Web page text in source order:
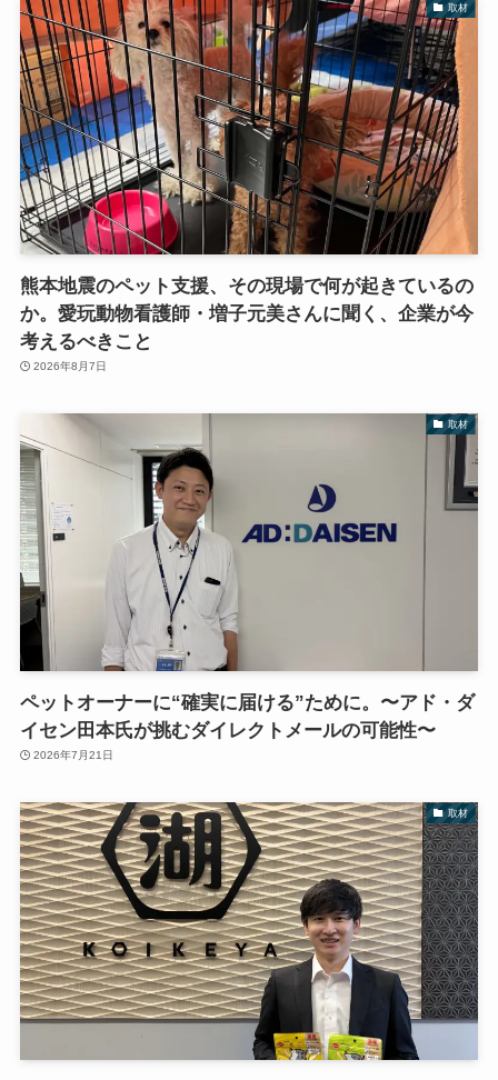
取材
熊本地震のペット支援、その現場で何が起きているの
か。愛玩動物看護師・増子元美さんに聞く、企業が今
考えるべきこと
2026年8月7日
取材
ペットオーナーに“確実に届ける”ために。〜アド・ダ
イセン田本氏が挑むダイレクトメールの可能性〜
2026年7月21日
取材